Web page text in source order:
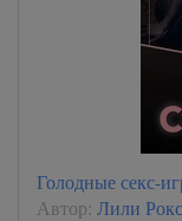
Голодные секс-
Автор: Лили Рокс